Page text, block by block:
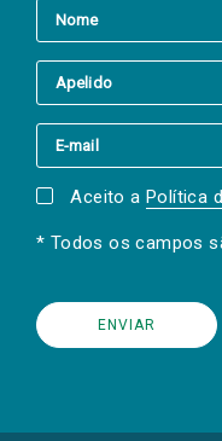
Aceito a Política
* Todos os campos